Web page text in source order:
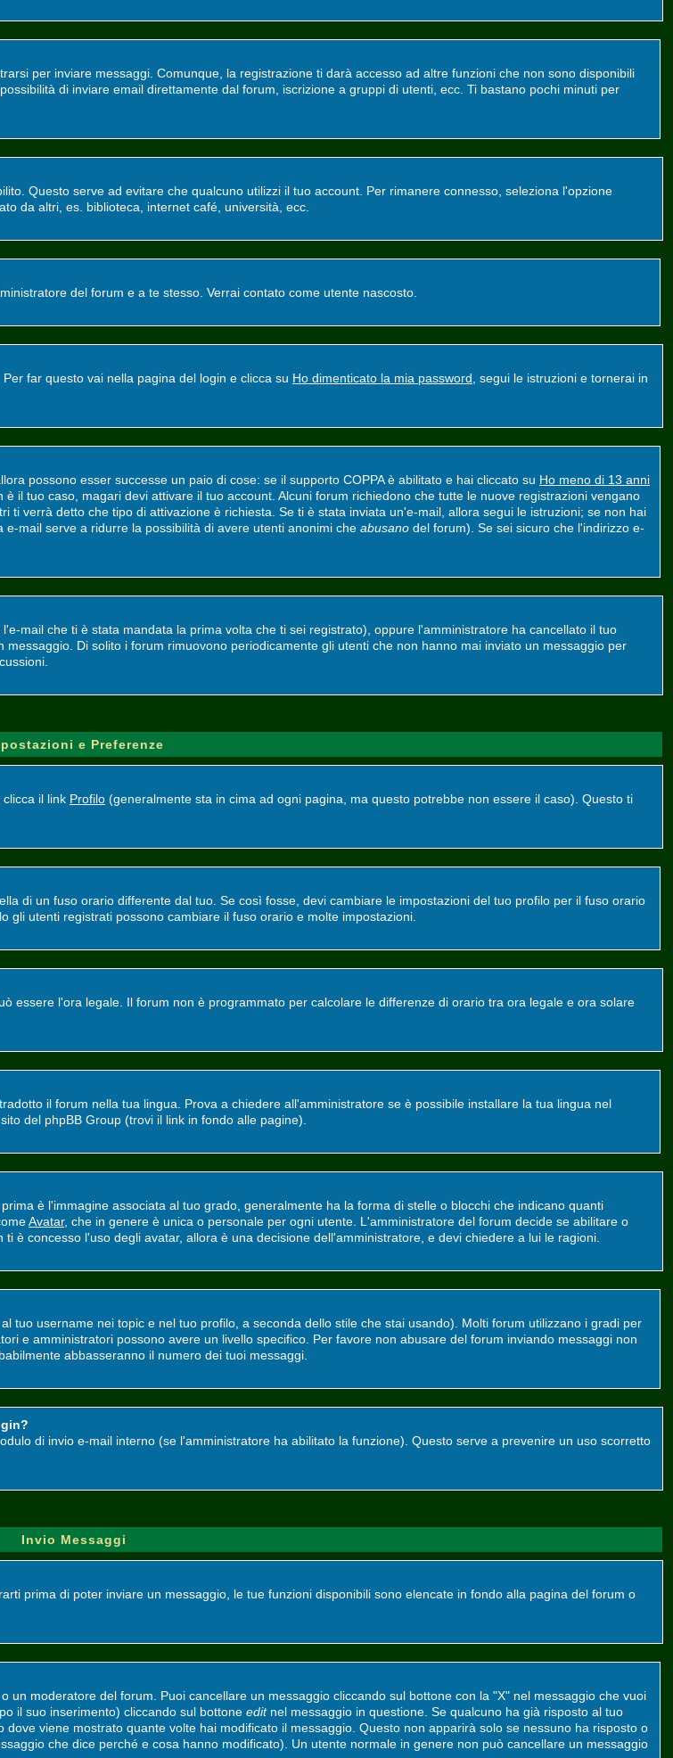
per inviare messaggi. Comunque, la registrazione ti darà accesso ad altre funzioni che non sono disponibili
di inviare email direttamente dal forum, iscrizione a gruppi di utenti, ecc. Ti bastano pochi minuti per
Questo serve ad evitare che qualcuno utilizzi il tuo account. Per rimanere connesso, seleziona l'opzione
da altri, es. biblioteca, internet café, università, ecc.
del forum e a te stesso. Verrai contato come utente nascosto.
far questo vai nella pagina del login e clicca su Ho dimenticato la mia password , segui le istruzioni e tornerai in
possono esser successe un paio di cose: se il supporto COPPA è abilitato e hai cliccato su Ho meno di 13 anni
il tuo caso, magari devi attivare il tuo account. Alcuni forum richiedono che tutte le nuove registrazioni vengano
verrà detto che tipo di attivazione è richiesta. Se ti è stata inviata un'e-mail, allora segui le istruzioni; se non hai
mail serve a ridurre la possibilità di avere utenti anonimi che abusano del forum). Se sei sicuro che l'indirizzo e-
mail che ti è stata mandata la prima volta che ti sei registrato), oppure l'amministratore ha cancellato il tuo
Di solito i forum rimuovono periodicamente gli utenti che non hanno mai inviato un messaggio per
e Preferenze
il link Profilo (generalmente sta in cima ad ogni pagina, ma questo potrebbe non essere il caso). Questo ti
di un fuso orario differente dal tuo. Se così fosse, devi cambiare le impostazioni del tuo profilo per il fuso orario
utenti registrati possono cambiare il fuso orario e molte impostazioni.
essere l'ora legale. Il forum non è programmato per calcolare le differenze di orario tra ora legale e ora solare
il forum nella tua lingua. Prova a chiedere all'amministratore se è possibile installare la tua lingua nel
del phpBB Group (trovi il link in fondo alle pagine).
è l'immagine associata al tuo grado, generalmente ha la forma di stelle o blocchi che indicano quanti
Avatar, che in genere è unica o personale per ogni utente. L'amministratore del forum decide se abilitare o
è concesso l'uso degli avatar, allora è una decisione dell'amministratore, e devi chiedere a lui le ragioni.
username nei topic e nel tuo profilo, a seconda dello stile che stai usando). Molti forum utilizzano i gradi per
e amministratori possono avere un livello specifico. Per favore non abusare del forum inviando messaggi non
abbasseranno il numero dei tuoi messaggi.
di invio e-mail interno (se l'amministratore ha abilitato la funzione). Questo serve a prevenire un uso scorretto
Invio Messaggi
prima di poter inviare un messaggio, le tue funzioni disponibili sono elencate in fondo alla pagina del forum o
moderatore del forum. Puoi cancellare un messaggio cliccando sul bottone con la "X" nel messaggio che vuoi
il suo inserimento) cliccando sul bottone editnel messaggio in questione. Se qualcuno ha già risposto al tuo
viene mostrato quante volte hai modificato il messaggio. Questo non apparirà solo se nessuno ha risposto o
che dice perché e cosa hanno modificato). Un utente normale in genere non può cancellare un messaggio